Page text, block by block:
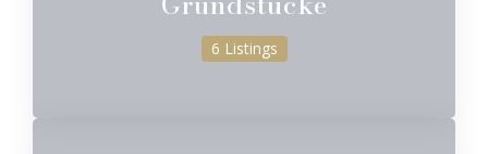
6 Listings